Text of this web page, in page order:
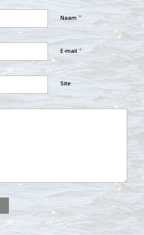
Naam *
E-mail *
Site